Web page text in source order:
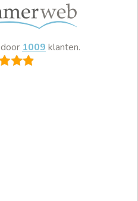
door 1009 klanten.